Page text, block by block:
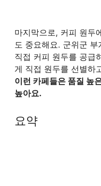
마지막으로, 커피 원두
도 중요해요. 군위군
직접 커피 원두를 공급
게 직접 원두를 선별하
이런 카페들은 품질 높
높아요.
요약